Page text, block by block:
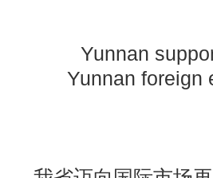
Yunnan
Yunnan foreign